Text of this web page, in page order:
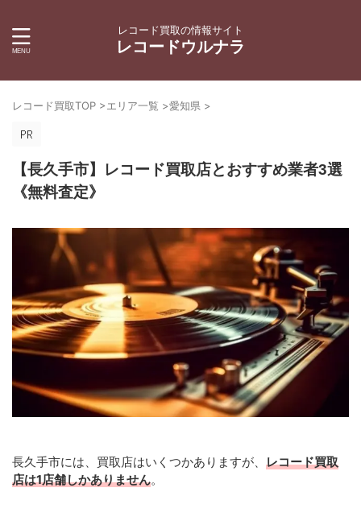
レコード買取の情報サイト
レコードウルナラ
レコード買取TOP >エリア一覧 >愛知県 >
【長久手市】レコード買取店とおすすめ業者3選
《無料査定》
長久手市には、買取店はいくつかありますが、 レコード買取
店は1店舗しかありません。